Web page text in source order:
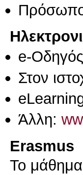
e-
Στον
Άλλη:
Erasmus
Το